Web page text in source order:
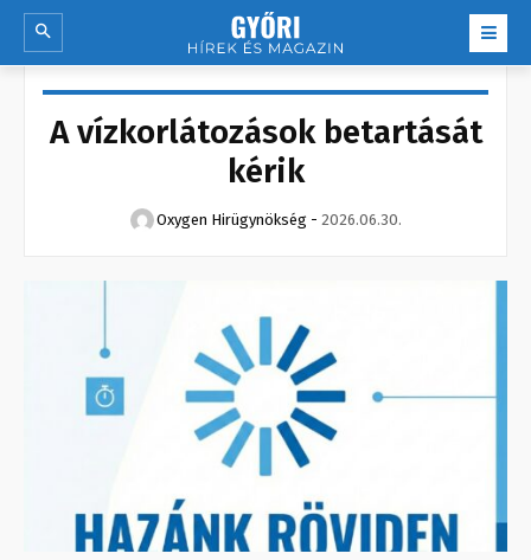
A vízkorlátozások betartását
kérik
Oxygen Hirügynökség - 2026.06.30.